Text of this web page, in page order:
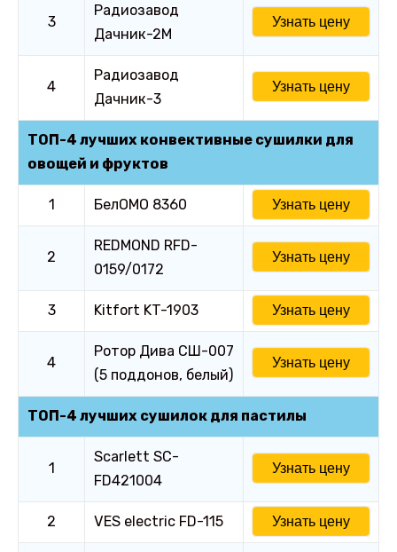
3
Радиозавод
Дачник-2М
Узнать цену
4
Радиозавод
Дачник-3
Узнать цену
ТОП-4 лучших конвективные сушилки для
овощей и фруктов
1 БелОМО 8360 Узнать цену
2
REDMOND RFD-
0159/0172
Узнать цену
3 Kitfort KT-1903 Узнать цену
4
Ротор Дива СШ-007
(5 поддонов, белый)
Узнать цену
ТОП-4 лучших сушилок для пастилы
1
Scarlett SC-
FD421004
Узнать цену
2 VES electric FD-115 Узнать цену